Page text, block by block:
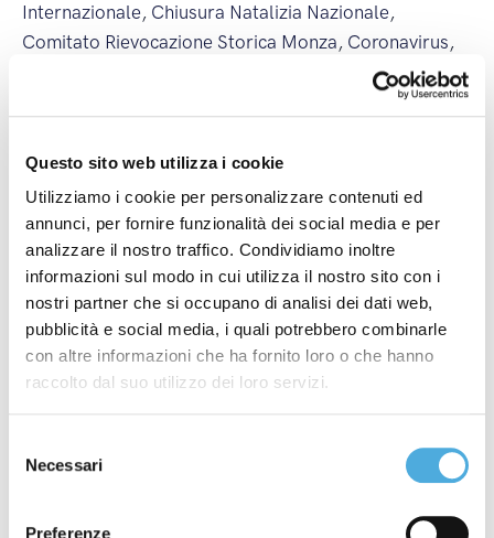
Questo sito web utilizza i cookie
Utilizziamo i cookie per personalizzare contenuti ed
annunci, per fornire funzionalità dei social media e per
analizzare il nostro traffico. Condividiamo inoltre
informazioni sul modo in cui utilizza il nostro sito con i
nostri partner che si occupano di analisi dei dati web,
pubblicità e social media, i quali potrebbero combinarle
con altre informazioni che ha fornito loro o che hanno
raccolto dal suo utilizzo dei loro servizi.
delNecessari
Preferenze
Internazionale, Chiusura Natalizia Nazionale,
Comitato Rievocazione Storica Monza, Coronavirus,
Energy Run,FAI -
Federchimica - Federazione
Italiana Trasportatori,Fermi Internazionali
Nazionali,ilcittadinomb,Imbarchi Isole Maggiori
Imbarchi Isole Minori,Incendi ,ItalyPost ,Mancini
Pastificio Agricolo ,Merano WineFestival,Modena
Champagne Experience ,Monza Power Run,Monza
Wine Experience ,Nuova Filiale ,Nuova Linea
Internazionale,Nuova Linea Nazionale,partnership
top500,Vinitaly
Ultimi post